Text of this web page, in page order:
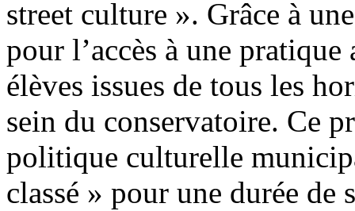
street culture ». Grâce à
pour l’accès à une
élèves issues de tous les
sein du conservatoire. Ce
politique culturelle
classé » pour une durée de